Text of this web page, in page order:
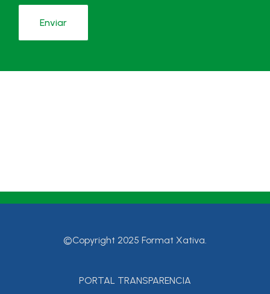
©Copyright 2025 Format Xativa.
PORTAL TRANSPARENCIA